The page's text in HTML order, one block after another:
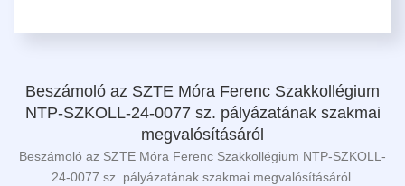
Beszámoló az SZTE Móra Ferenc Szakkollégium
NTP-SZKOLL-24-0077 sz. pályázatának szakmai
megvalósításáról
Beszámoló az SZTE Móra Ferenc Szakkollégium NTP-SZKOLL-
24-0077 sz. pályázatának szakmai megvalósításáról.